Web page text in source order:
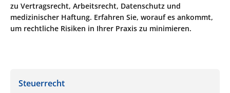
zu Vertragsrecht, Arbeitsrecht, Datenschutz und
medizinischer Haftung. Erfahren Sie, worauf es ankommt,
um rechtliche Risiken in Ihrer Praxis zu minimieren.
Steuerrecht